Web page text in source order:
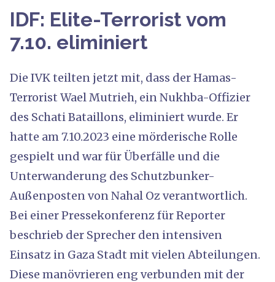
IDF: Elite-Terrorist vom
7.10. eliminiert
Die IVK teilten jetzt mit, dass der Hamas-
Terrorist Wael Mutrieh, ein Nukhba-Offizier
des Schati Bataillons, eliminiert wurde. Er
hatte am 7.10.2023 eine mörderische Rolle
gespielt und war für Überfälle und die
Unterwanderung des Schutzbunker-
Außenposten von Nahal Oz verantwortlich.
Bei einer Pressekonferenz für Reporter
beschrieb der Sprecher den intensiven
Einsatz in Gaza Stadt mit vielen Abteilungen.
Diese manövrieren eng verbunden mit der